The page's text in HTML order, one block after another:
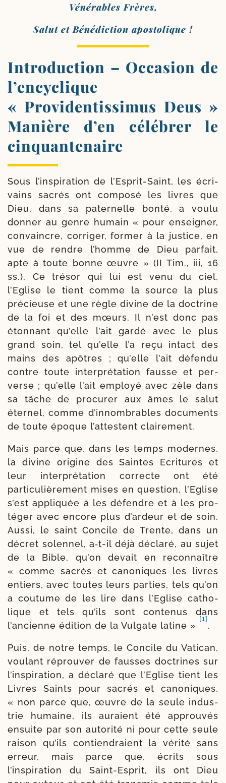
Vénérables Frères,
Salut et Bénédiction apostolique !
Introduction – Occasion de
l’encyclique
« Providentissimus Deus »
Manière d’en célébrer le
cinquantenaire
Sous l’inspiration de l’Esprit-Saint, les écri­
vains sacrés ont com­po­sé les livres que
Dieu, dans sa pater­nelle bon­té, a vou­lu
don­ner au genre humain « pour ensei­gner,
convaincre, cor­ri­ger, for­mer à la jus­tice, en
vue de rendre l’homme de Dieu par­fait,
apte à toute bonne œuvre » (II Tim., iii, 16
ss.). Ce tré­sor qui lui est venu du ciel,
l’Eglise le tient comme la source la plus
pré­cieuse et une règle divine de la doc­trine
de la foi et des mœurs. Il n’est donc pas
éton­nant qu’elle l’ait gar­dé avec le plus
grand soin, tel qu’elle l’a reçu intact des
mains des apôtres ; qu’elle l’ait défen­du
contre toute inter­pré­ta­tion fausse et per­
verse ; qu’elle l’ait employé avec zèle dans
sa tâche de pro­cu­rer aux âmes le salut
éter­nel, comme d’innombrables docu­ments
de toute époque l’attestent clairement.
Mais parce que, dans les temps modernes,
la divine ori­gine des Saintes Ecritures et
leur inter­pré­ta­tion cor­recte ont été
particulière­ment mises en ques­tion, l’Eglise
s’est appli­quée à les défendre et à les pro­
té­ger avec encore plus d’ardeur et de soin.
Aussi, le saint Concile de Trente, dans un
décret solen­nel, a‑t-​il déjà décla­ré, au sujet
de la Bible, qu’on devait en recon­naître
« comme sacrés et cano­niques les livres
entiers, avec toutes leurs par­ties, tels qu’on
a cou­tume de les lire dans l’Eglise catho­
lique et tels qu’ils sont conte­nus dans
l’ancienne édi­tion de la Vulgate latine »
[1]
.
Puis, de notre temps, le Concile du Vatican,
vou­lant réprou­ver de fausses doc­trines sur
l’inspiration, a décla­ré que l’Eglise tient les
Livres Saints pour sacrés et cano­niques,
« non parce que, œuvre de la seule indus­
trie humaine, ils auraient été approu­vés
ensuite par son auto­ri­té ni pour cette seule
rai­son qu’ils contien­draient la véri­té sans
erreur, mais parce que, écrits sous
l’inspiration du Saint-​Esprit, ils ont Dieu